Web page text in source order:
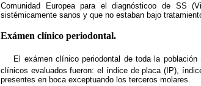
Comunidad Europeapara el diagnósticoo de SS
sistémicamente sanos y que no estaban bajo
Exámen clínico periodontal.
El exámen clínico periodontal de toda la
clínicos evaluados fueron: el índice de placa (IP),
presentes en boca exceptuando los terceros molares.